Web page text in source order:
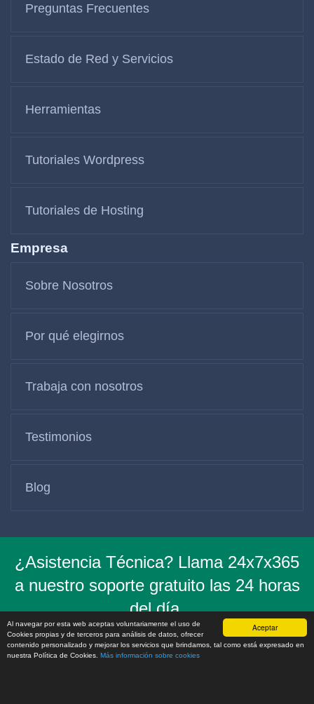
Aceptar
Al navegar por esta web aceptas voluntariamente el uso de
Cookies propias y de terceros para análisis de datos, ofrecer
contenido personalizado y mejorar los servicios que brindamos, tal como está expresado en
nuestra Política de Cookies. Más información sobre cookies
Preguntas Frecuentes
Estado de Red y Servicios
Herramientas
Tutoriales Wordpress
Tutoriales de Hosting
Empresa
Sobre Nosotros
Por qué elegirnos
Trabaja con nosotros
Testimonios
Blog
¿Asistencia Técnica? Llama 24x7x365
a nuestro soporte gratuito las 24 horas
del día,
los 7 días de la semana al número de
teléfono paraChile (+56) 2 321-09672